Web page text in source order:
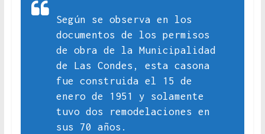
Según se observa en los
documentos de los permisos
de obra de la Municipalidad
de Las Condes, esta casona
fue construida el 15 de
enero de 1951 y solamente
tuvo dos remodelaciones en
sus 70 años.